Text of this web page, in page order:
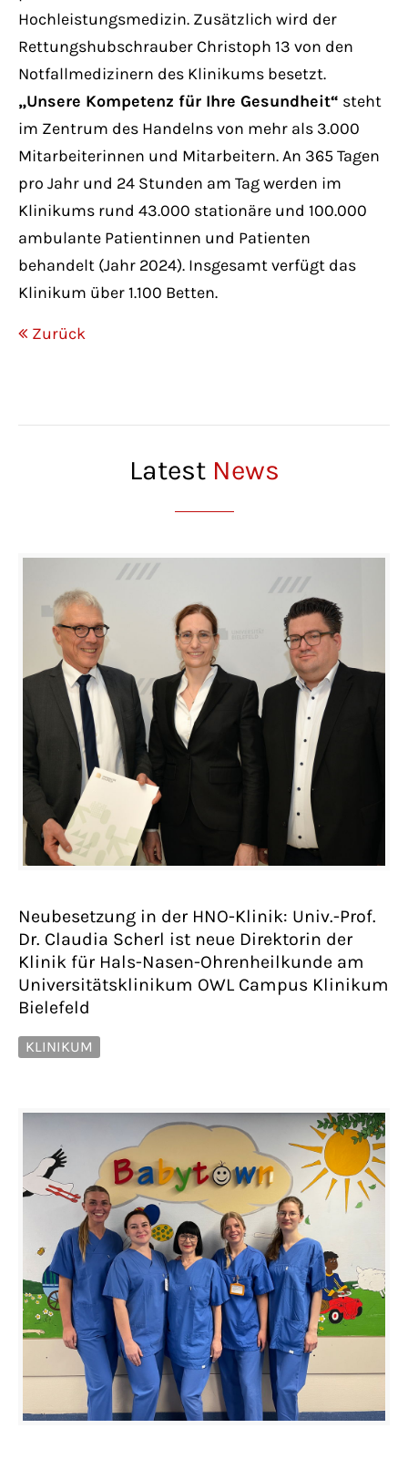
Hochleistungsmedizin. Zusätzlich wird der
Rettungshubschrauber Christoph 13 von den
Notfallmedizinern des Klinikums besetzt.
„Unsere Kompetenz für Ihre Gesundheit“ steht
im Zentrum des Handelns von mehr als 3.000
Mitarbeiterinnen und Mitarbeitern. An 365 Tagen
pro Jahr und 24 Stunden am Tag werden im
Klinikums rund 43.000 stationäre und 100.000
ambulante Patientinnen und Patienten
behandelt (Jahr 2024). Insgesamt verfügt das
Klinikum über 1.100 Betten.
Zurück
Latest News
Neubesetzung in der HNO-Klinik: Univ.-Prof.
Dr. Claudia Scherl ist neue Direktorin der
Klinik für Hals-Nasen-Ohrenheilkunde am
Universitätsklinikum OWL Campus Klinikum
Bielefeld
KLINIKUM